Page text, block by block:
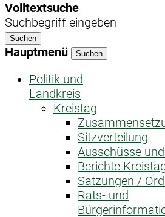
Volltextsuche
Suchbegriff eingeben
Suchen
Hauptmenü Suchen
Politik und
Landkreis
Kreistag
Sitzverteilung
Ausschüsse
Berichte
Satzungen /
Rats- und